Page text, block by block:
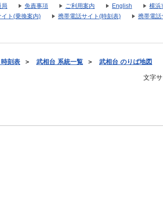
局 免責事項 ご利用案内 English 横浜
ト(乗換案内)
携帯電話サイト(時刻表) 携帯電話
刻表 ＞ 武相台 系統一覧 ＞ 武相台 のりば地図
文字